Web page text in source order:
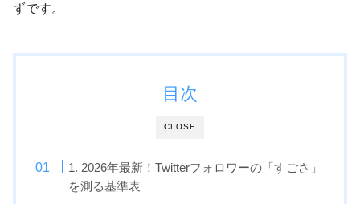
ずです。
CLOSE
目次
1. 2026年最新！Twitterフォロワーの「すごさ」
を測る基準表